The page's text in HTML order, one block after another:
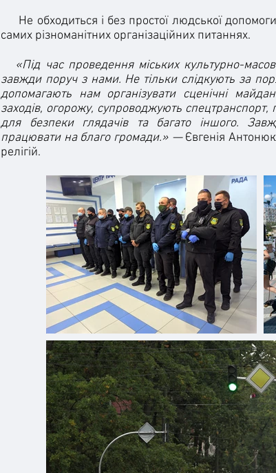
Не обходиться і без простої людської
самих різноманітних організаційних питаннях.
«Під час проведення міських культурно-
завжди поруч з нами. Не тільки слідкують за
допомагають нам організувати сценічні
заходів, огорожу, супроводжують
для безпеки глядачів та багато іншого.
працювати на благо громади.» —Євгенія
релігій.